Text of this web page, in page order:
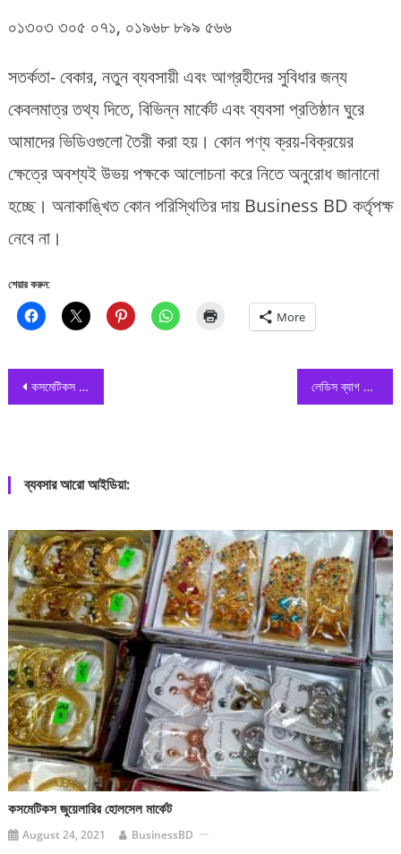
০১৩০৩ ৩০৫ ০৭১, ০১৯৬৮ ৮৯৯ ৫৬৬
সতর্কতা- বেকার, নতুন ব্যবসায়ী এবং আগ্রহীদের সুবিধার জন্য
কেবলমাত্র তথ্য দিতে, বিভিন্ন মার্কেট এবং ব্যবসা প্রতিষ্ঠান ঘুরে
আমাদের ভিডিওগুলো তৈরী করা হয়। কোন পণ্য ক্রয়-বিক্রয়ের
ক্ষেত্রে অবশ্যই উভয় পক্ষকে আলোচনা করে নিতে অনুরোধ জানানো
হচ্ছে। অনাকাঙ্খিত কোন পরিস্থিতির দায় Business BD কর্তৃপক্ষ
নেবে না।
শেয়ার করুন:
More
Post
কসমেটিকস জুয়েলারির হোলসেল মার্কেট লেডিস ব্যাগ হোলসেল মার্কেট চকবাজার
ব্যবসার আরো আইডিয়া:
কসমেটিকস জুয়েলারির হোলসেল মার্কেট
August 24, 2021 BusinessBD